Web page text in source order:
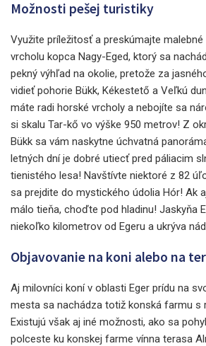
Možnosti pešej turistiky
Využite príležitosť a preskúmajte malebné
vrcholu kopca Nagy-Eged, ktorý sa
pekný výhľad na okolie, pretože za
vidieť pohorie Bükk, Kékestető a Veľkú
máte radi horské vrcholy a nebojíte sa
si skalu Tar-kő vo výške 950 metrov! Z
Bükk sa vám naskytne úchvatná
letných dní je dobré utiecť pred páliacim
tienistého lesa! Navštívte niektoré z 82
sa prejdite do mystického údolia Hór! Ak
málo tieňa, choďte pod hladinu! Jaskyňa
niekoľko kilometrov od Egeru a ukrýva
Objavovanie na koni alebo na
Aj milovníci koní v oblasti Eger prídu na
mesta sa nachádza totiž konská farmu s
Existujú však aj iné možnosti, ako sa
polceste ku konskej farme vínna terasa